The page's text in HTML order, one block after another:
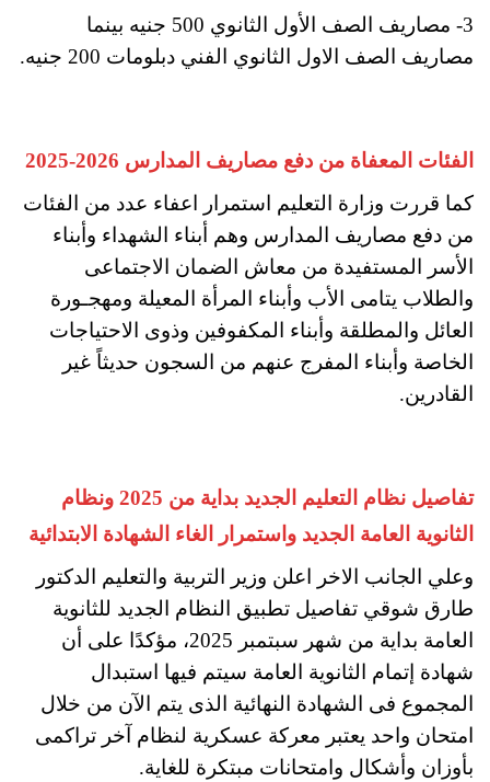
3- مصاريف الصف الأول الثانوي 500 جنيه بينما
مصاريف الصف الاول الثانوي الفني دبلومات 200 جنيه.
الفئات المعفاة من دفع مصاريف المدارس 2026-2025
كما قررت وزارة التعليم استمرار اعفاء عدد من الفئات
من دفع مصاريف المدارس وهم أبناء الشهداء وأبناء
الأسر المستفيدة من معاش الضمان الاجتماعى
والطلاب يتامى الأب وأبناء المرأة المعيلة ومهجـورة
العائل والمطلقة وأبناء المكفوفين وذوى الاحتياجات
الخاصة وأبناء المفرج عنهم من السجون حديثاً غير
القادرين.
تفاصيل نظام التعليم الجديد بداية من 2025 ونظام
الثانوية العامة الجديد واستمرار الغاء الشهادة الابتدائية
وعلي الجانب الاخر اعلن وزير التربية والتعليم الدكتور
طارق شوقي تفاصيل تطبيق النظام الجديد للثانوية
العامة بداية من شهر سبتمبر 2025، مؤكدًا على أن
شهادة إتمام الثانوية العامة سيتم فيها استبدال
المجموع فى الشهادة النهائية الذى يتم الآن من خلال
امتحان واحد يعتبر معركة عسكرية لنظام آخر تراكمى
بأوزان وأشكال وامتحانات مبتكرة للغاية.